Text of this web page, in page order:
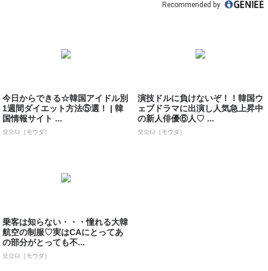
Recommended by
今日からできる☆韓国アイドル別
1週間ダイエット方法⑤選！ | 韓
国情報サイト ...
모으다［モウダ］
演技ドルに負けないぞ！！韓国ウ
ェブドラマに出演し人気急上昇中
の新人俳優⑥人♡ ...
모으다［モウダ］
乗客は知らない・・・憧れる大韓
航空の制服♡実はCAにとってあ
の部分がとっても不...
모으다［モウダ］